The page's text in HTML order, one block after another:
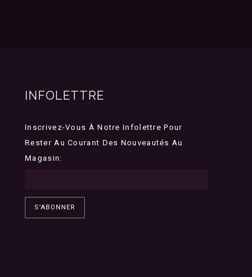
INFOLETTRE
Inscrivez-Vous À Notre Infolettre Pour
Rester Au Courant Des Nouveautés Au
Magasin:
S'ABONNER